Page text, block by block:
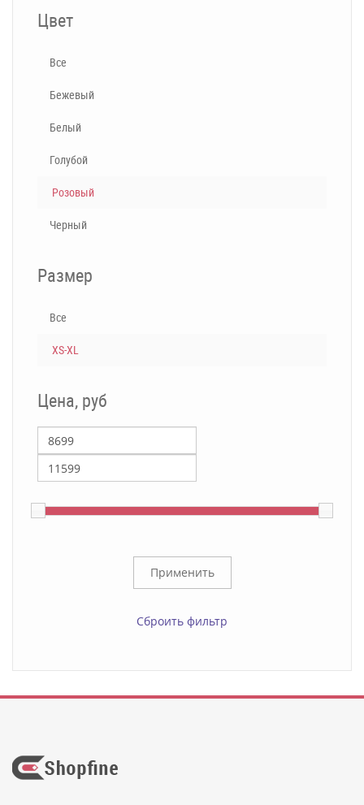
Цвет
Все
Бежевый
Белый
Голубой
Розовый
Черный
Размер
Все
XS-XL
Цена, руб
Сброить фильтр